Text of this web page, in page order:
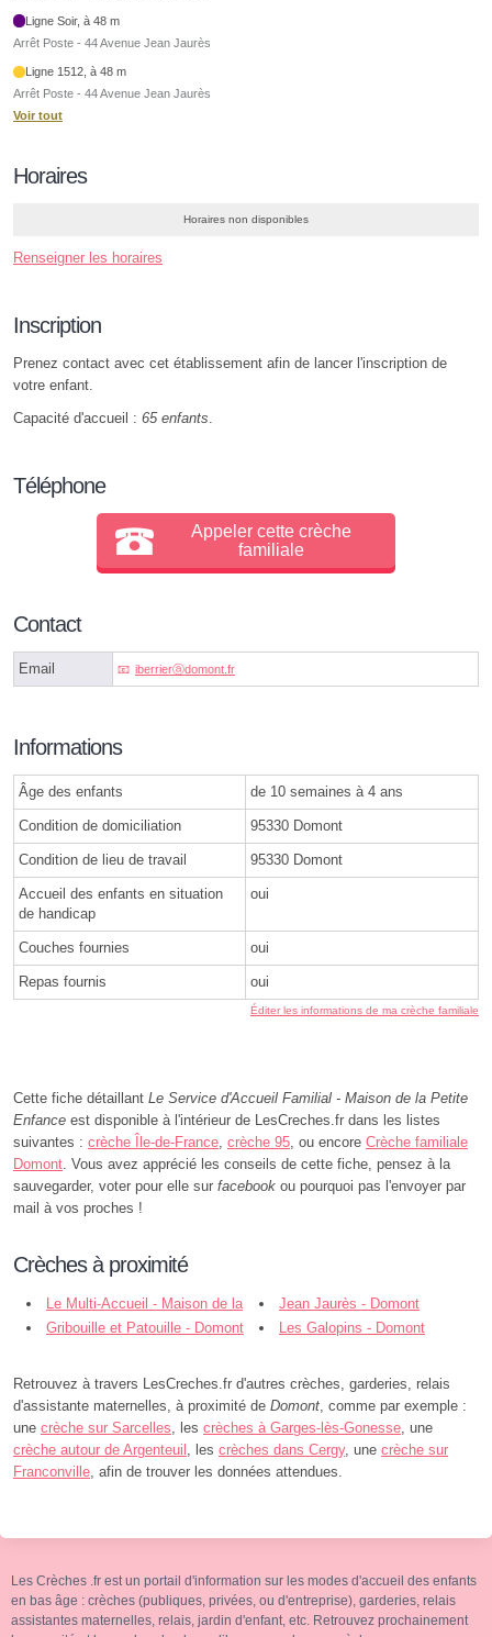
Ligne Soir, à 48 m
Arrêt Poste - 44 Avenue Jean Jaurès
Ligne 1512, à 48 m
Arrêt Poste - 44 Avenue Jean Jaurès
Voir tout
Horaires
Horaires non disponibles
Renseigner les horaires
Inscription
Prenez contact avec cet établissement afin de lancer l'inscription de
votre enfant.
Capacité d'accueil : 65 enfants.
Téléphone
Appeler cette crèche
familiale
Contact
Email iberrierⓐdomont.fr
Informations
Âge des enfants de 10 semaines à 4 ans
Condition de domiciliation 95330 Domont
Condition de lieu de travail 95330 Domont
Accueil des enfants en situation
de handicap
oui
Couches fournies oui
Repas fournis oui
Éditer les informations de ma crèche familiale
Cette fiche détaillant Le Service d'Accueil Familial - Maison de la Petite
Enfance est disponible à l'intérieur de LesCreches.fr dans les listes
suivantes : crèche Île-de-France, crèche 95, ou encore Crèche familiale
Domont. Vous avez apprécié les conseils de cette fiche, pensez à la
sauvegarder, voter pour elle sur facebook ou pourquoi pas l'envoyer par
mail à vos proches !
Crèches à proximité
Le Multi-Accueil - Maison de la
Petite Enfance - Domont
Jean Jaurès - Domont
Gribouille et Patouille - Domont
Les Galopins - Domont
Retrouvez à travers LesCreches.fr d'autres crèches, garderies, relais
d'assistante maternelles, à proximité de Domont, comme par exemple :
une crèche sur Sarcelles, les crèches à Garges-lès-Gonesse, une
crèche autour de Argenteuil , les crèches dans Cergy, une crèche sur
Franconville, afin de trouver les données attendues.
Les Crèches .fr est un portail d'information sur les modes d'accueil des enfants
en bas âge : crèches (publiques, privées, ou d'entreprise), garderies, relais
assistantes maternelles, relais, jardin d'enfant, etc. Retrouvez prochainement